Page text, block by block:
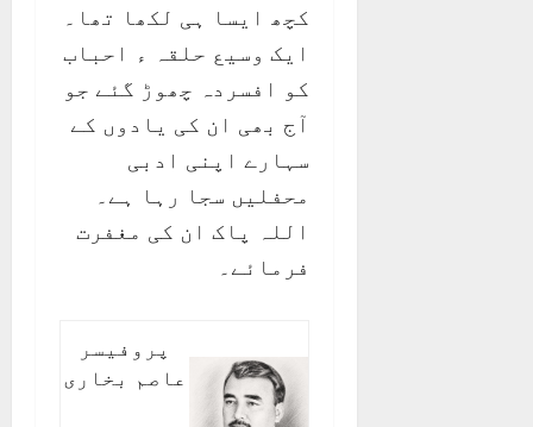
کچھ ایسا ہی لکھا تھا۔
ایک وسیع حلقہ ء احباب
کو افسردہ چھوڑ گئے جو
آج بھی ان کی یادوں کے
سہارے اپنی ادبی
محفلیں سجا رہا ہے۔
اللہ پاک ان کی مغفرت
فرمائے۔
پروفیسر
عاصم بخاری